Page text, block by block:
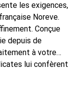
les exigences,
Noreve.
Conçue
depuis de
à votre
lui confèrent